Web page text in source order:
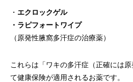
・ エクロックゲル
・ ラピフォートワイプ
（原発性腋窩多汗症の治療薬）
これらは「ワキの多汗症（正確には
て健康保険が適用されるお薬です。